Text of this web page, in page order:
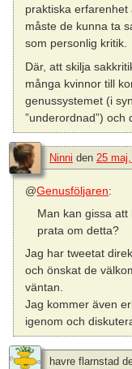
praktiska
måste de kunna ta
som personlig kritik.
Där, att skilja
många kvinnor till
genussystemet (i
”underordnad”)
Ninni den 25
@Genusföljaren:
Man kan gissa
prata om detta?
Jag har tweetat
och önskat de
väntan.
Jag kommer även
igenom och
havre flarnstad